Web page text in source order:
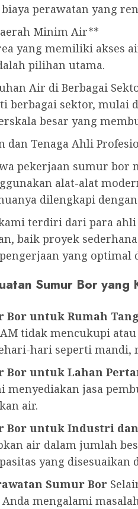
perawatan yang
Minim Air**
yang memiliki akses
pilihan utama.
Air di Berbagai
berbagai sektor, mulai
besar yang
dan Tenaga Ahli
pekerjaan sumur bor
alat-alat
dilengkapi
terdiri dari para
baik proyek
yang optimal
Sumur Bor yang
Bor untuk Rumah
tidak mencukupi
hari seperti mandi,
Bor untuk Lahan
menyediakan jasa
air.
Bor untuk Industri
air dalam jumlah
yang disesuaikan
Sumur Bor
mengalami